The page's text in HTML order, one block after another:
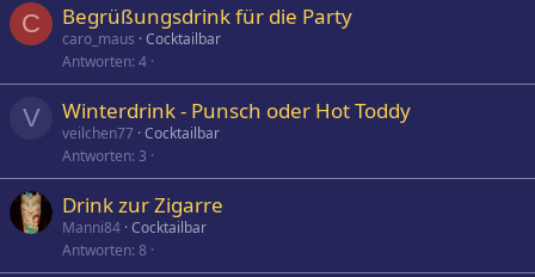
C Begrüßungsdrink für die Party
caro_maus Cocktailbar
Antworten 4
V Winterdrink - Punsch oder Hot Toddy
veilchen77 Cocktailbar
Antworten 3
Drink zur Zigarre
Manni84 Cocktailbar
Antworten 8